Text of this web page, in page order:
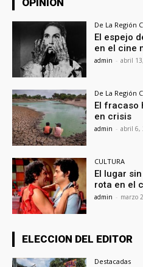
OPINION
De La Región
El espejo
en el cine
admin - abril
De La Región
El fracaso
en crisis
admin - abril 6,
CULTURA
El lugar
rota en el
admin - marzo
ELECCION DEL EDITOR
Destacadas